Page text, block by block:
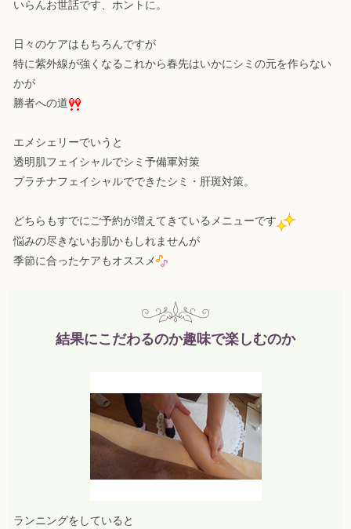
いらんお世話です、ホントに。
日々のケアはもちろんですが
特に紫外線が強くなるこれから春先はいかにシミの元を作らない
かが
勝者への道
エメシェリーでいうと
透明肌フェイシャルでシミ予備軍対策
プラチナフェイシャルでできたシミ・肝斑対策。
どちらもすでにご予約が増えてきているメニューです
悩みの尽きないお肌かもしれませんが
季節に合ったケアもオススメ
結果にこだわるのか趣味で楽しむのか
ランニングをしていると